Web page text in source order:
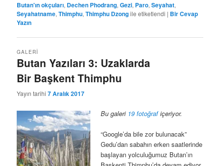
Butan'ın okçuları, Dechen Phodrang,Gezi, Paro,Seyahat,
Seyahatname,Thimphu,Thimphu Dzongile etiketlendi | Bir Cevap
Yazın
Butan Yazıları 3: Uzaklarda
Bir Başkent Thimphu
GALERI
Yayın tarihi7 Aralık 2017
Bu galeri 19 fotoğrafiçeriyor.
“Google’da bile zor bulunacak”
Gedu’dan sabahın erken saatlerinde
başlayan yolculuğumuz Butan’ın